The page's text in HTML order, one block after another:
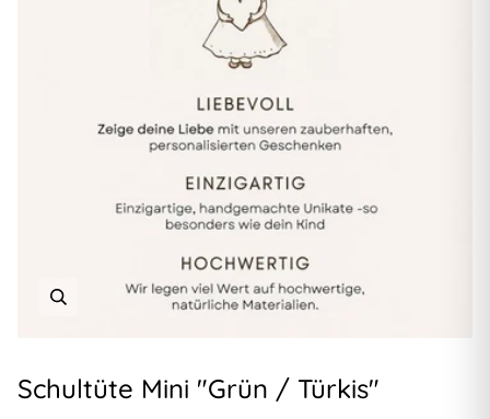
Schultüte Mini "Grün / Türkis"